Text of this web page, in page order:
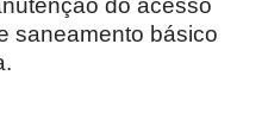
do acesso
saneamento básico